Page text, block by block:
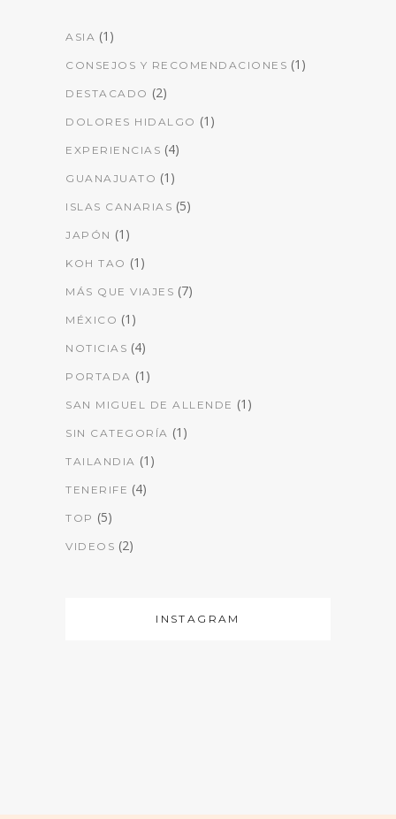
ASIA (1)
CONSEJOS Y RECOMENDACIONES (1)
DESTACADO (2)
DOLORES HIDALGO (1)
EXPERIENCIAS (4)
GUANAJUATO (1)
ISLAS CANARIAS (5)
JAPÓN (1)
KOH TAO (1)
MÁS QUE VIAJES (7)
MÉXICO (1)
NOTICIAS (4)
PORTADA (1)
SAN MIGUEL DE ALLENDE (1)
SIN CATEGORÍA (1)
TAILANDIA (1)
TENERIFE (4)
TOP (5)
VIDEOS (2)
INSTAGRAM